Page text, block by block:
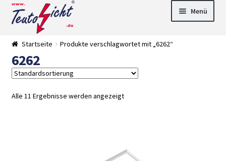
Zur
Navigation
springen
Springe
zum
Menü
►
Startseite Produkte verschlagwortet mit „6262“
6262
Alle 11 Ergebnisse werden angezeigt